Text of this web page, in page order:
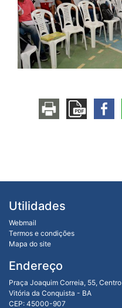
Utilidades
Webmail
Termos e condições
Mapa do site
Endereço
Praça Joaquim Correia, 55, Centro
Vitória da Conquista - BA
CEP: 45000-907